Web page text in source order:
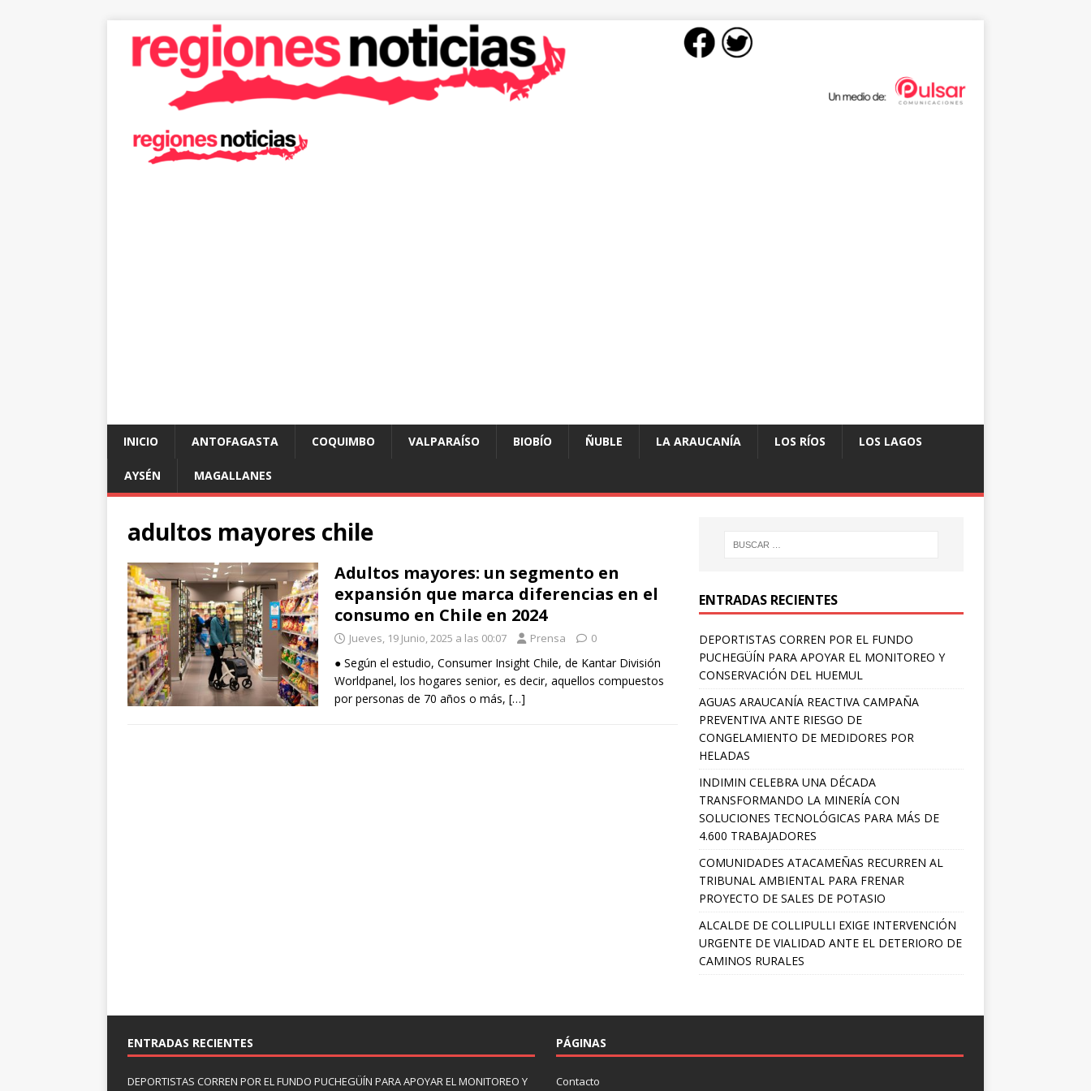
INICIO ANTOFAGASTA COQUIMBO VALPARAÍSO BIOBÍO ÑUBLE LA ARAUCANÍA LOS RÍOS LOS LAGOS
AYSÉN MAGALLANES
adultos mayores chile
Adultos mayores: un segmento en
expansión que marca diferencias en el
consumo en Chile en 2024
Jueves, 19 Junio, 2025 a las 00:07 Prensa 0
● Según el estudio, Consumer Insight Chile, de Kantar División
Worldpanel, los hogares senior, es decir, aquellos compuestos
por personas de 70 años o más, […]
ENTRADAS RECIENTES
DEPORTISTAS CORREN POR EL FUNDO
PUCHEGÜÍN PARA APOYAR EL MONITOREO Y
CONSERVACIÓN DEL HUEMUL
AGUAS ARAUCANÍA REACTIVA CAMPAÑA
PREVENTIVA ANTE RIESGO DE
CONGELAMIENTO DE MEDIDORES POR
HELADAS
INDIMIN CELEBRA UNA DÉCADA
TRANSFORMANDO LA MINERÍA CON
SOLUCIONES TECNOLÓGICAS PARA MÁS DE
4.600 TRABAJADORES
COMUNIDADES ATACAMEÑAS RECURREN AL
TRIBUNAL AMBIENTAL PARA FRENAR
PROYECTO DE SALES DE POTASIO
ALCALDE DE COLLIPULLI EXIGE INTERVENCIÓN
URGENTE DE VIALIDAD ANTE EL DETERIORO DE
CAMINOS RURALES
ENTRADAS RECIENTES
DEPORTISTAS CORREN POR EL FUNDO PUCHEGÜÍN PARA APOYAR EL MONITOREO Y
PÁGINAS
Contacto